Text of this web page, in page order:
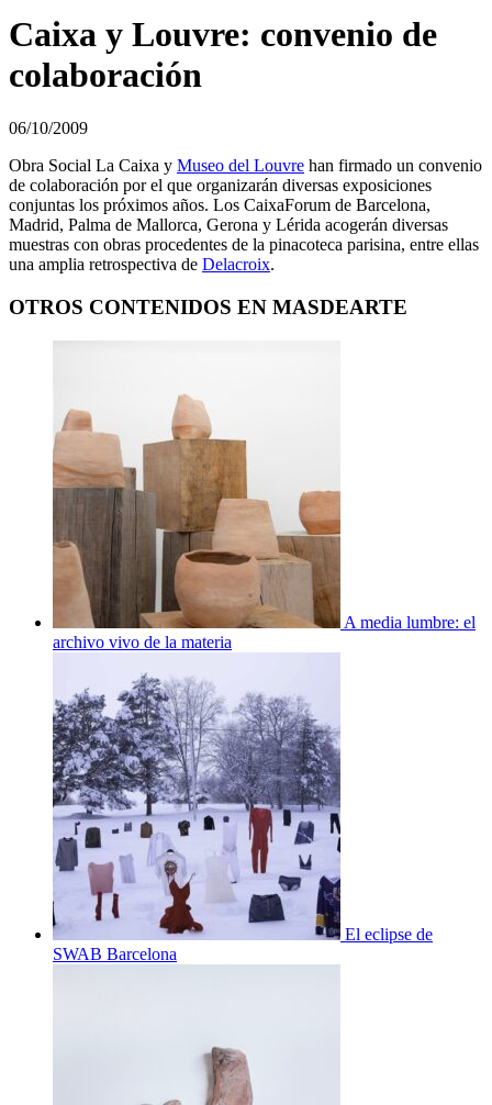
Caixa y Louvre: convenio de
colaboración
06/10/2009
Obra Social La Caixa y Museo del Louvre han firmado un convenio
de colaboración por el que organizarán diversas exposiciones
conjuntas los próximos años. Los CaixaForum de Barcelona,
Madrid, Palma de Mallorca, Gerona y Lérida acogerán diversas
muestras con obras procedentes de la pinacoteca parisina, entre ellas
una amplia retrospectiva de Delacroix.
OTROS CONTENIDOS EN MASDEARTE
A media lumbre: el
archivo vivo de la materia
El eclipse de
SWAB Barcelona